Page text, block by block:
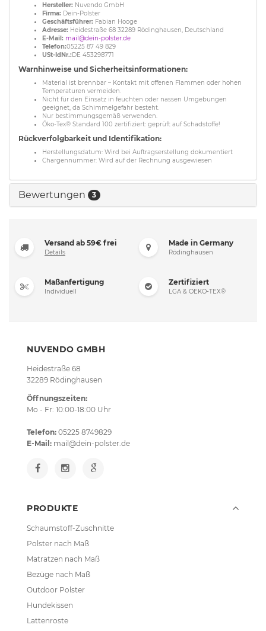
Hersteller: Nuvendo GmbH
Firma: Dein-Polster
Geschäftsführer: Fabian Hooge
Adresse: Heidestraße 68 32289 Rödinghausen, Deutschland
E-Mail: mail@dein-polster.de
Telefon:05225 87 49 829
USt-IdNr.:DE 453298771
Warnhinweise und Sicherheitsinformationen:
Material ist brennbar – Kontakt mit offenen Flammen oder hohen
Temperaturen vermeiden.
Nicht für den Einsatz in feuchten oder nassen Umgebungen
geeignet, da Schimmelgefahr besteht.
Nur bestimmungsgemäß verwenden.
Öko-Tex® Standard 100 zertifiziert: geprüft auf Schadstoffe!
Rückverfolgbarkeit und Identifikation:
Herstellungsdatum: Wird bei Auftragserstellung dokumentiert
Chargennummer: Wird auf der Rechnung ausgewiesen
Bewertungen 3
Versand ab 59€ frei
Details
Made in Germany
Rödinghausen
Maßanfertigung
Individuell
Zertifiziert
LGA & OEKO-TEX®
NUVENDO GMBH
Heidestraße 68
32289 Rödinghausen
Öffnungszeiten:
Mo - Fr: 10:00-18:00 Uhr
Telefon: 05225 8749829
E-Mail: mail@dein-polster.de
PRODUKTE
Schaumstoff-Zuschnitte
Polster nach Maß
Matratzen nach Maß
Bezüge nach Maß
Outdoor Polster
Hundekissen
Lattenroste